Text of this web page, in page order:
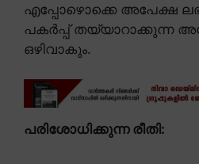
എപ്പോഴൊക്കെ അപേക്ഷ
പകർപ്പ് തയ്യാറാക്കുന്ന
ഒഴിവാകും.
പരിശോധിക്കുന്ന രീതി: